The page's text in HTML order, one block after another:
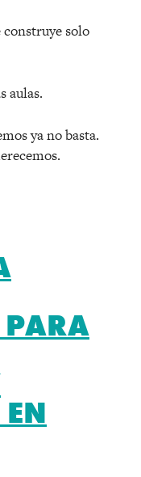
construye solo
aulas.
ya no basta.